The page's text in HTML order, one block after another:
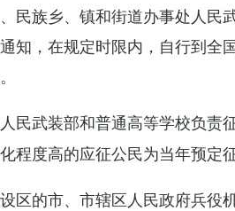
民族乡、镇和街道办事处人民
知，在规定时限内，自行到
民武装部和普通高等学校负责
程度高的应征公民为当年预定
区的市、市辖区人民政府兵役